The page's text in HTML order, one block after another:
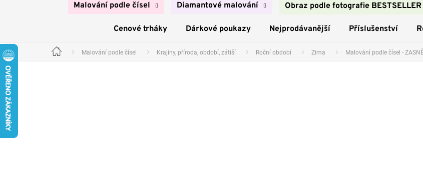
Malování podle čísel Diamantové malování Obraz podle fotografie BESTSELLER
Cenové trháky Dárkové poukazy Nejprodávanější Příslušenství
Domů Malování podle čísel Krajiny, příroda, období, zátiší Roční období Zima Malování podle čísel -